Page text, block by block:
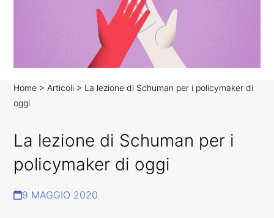
Home > Articoli > La lezione di Schuman per i policymaker di
oggi
La lezione di Schuman per i
policymaker di oggi
9 MAGGIO 2020